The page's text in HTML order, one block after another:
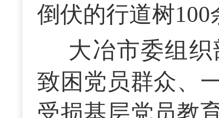
倒伏的行道树
大冶市委组
致困党员群众、
受损基层党员教